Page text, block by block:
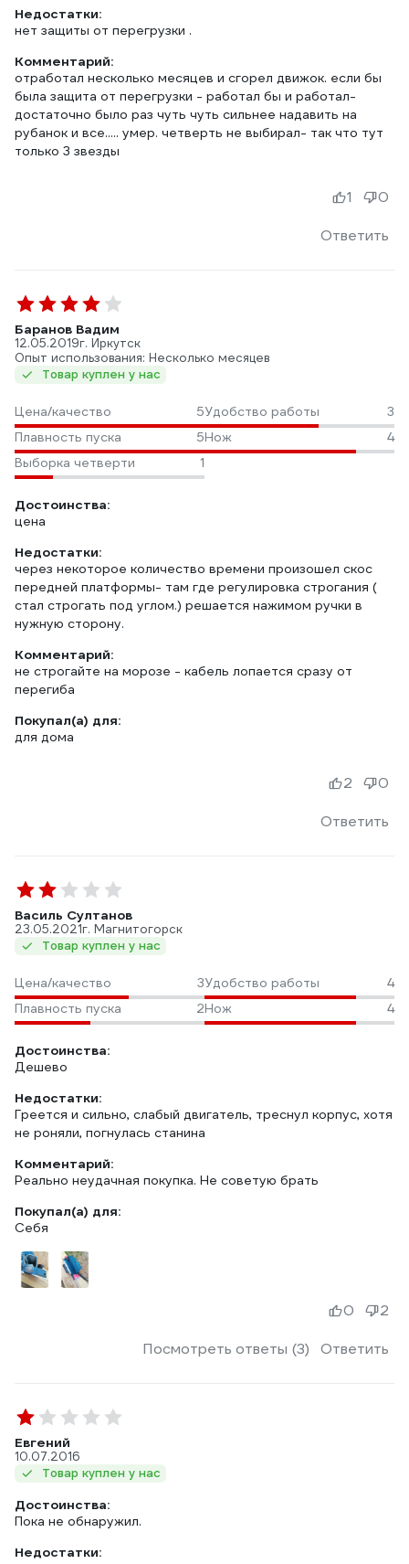
Недостатки:
нет защиты от перегрузки .
Комментарий:
отработал несколько месяцев и сгорел движок. если бы
была защита от перегрузки - работал бы и работал-
достаточно было раз чуть чуть сильнее надавить на
рубанок и все..... умер. четверть не выбирал- так что тут
только 3 звезды
Ответить
1 0
Баранов Вадим
12.05.2019г. Иркутск
Опыт использования: Несколько месяцев
Товар куплен у нас
Цена/качество 5Удобство работы
3
Плавность пуска
5Нож
4
Выборка четверти
1
Достоинства:
цена
Недостатки:
через некоторое количество времени произошел скос
передней платформы- там где регулировка строгания (
стал строгать под углом.) решается нажимом ручки в
нужную сторону.
Комментарий:
не строгайте на морозе - кабель лопается сразу от
перегиба
Покупал(а) для:
для дома
Ответить
2 0
Василь Султанов
23.05.2021г. Магнитогорск
Товар куплен у нас
Цена/качество 3Удобство работы
4
Плавность пуска
2Нож 4
Достоинства:
Дешево
Недостатки:
Греется и сильно, слабый двигатель, треснул корпус, хотя
не роняли, погнулась станина
Комментарий:
Реально неудачная покупка. Не советую брать
Покупал(а) для:
Себя
Посмотреть ответы (3) Ответить
0 2
Евгений
10.07.2016
Товар куплен у нас
Достоинства:
Пока не обнаружил.
Недостатки: